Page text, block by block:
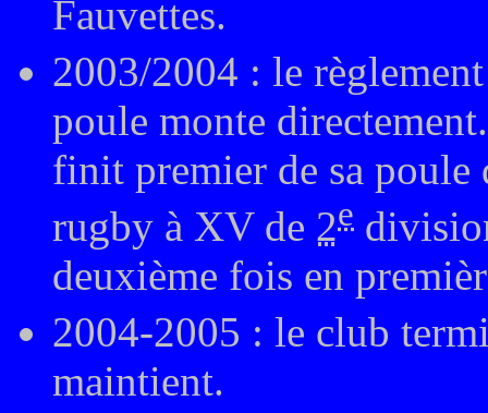
Fauvettes.
2003/2004 : le
poule monte
finit premier de sa poule
rugby à XV de 2e
deuxième fois en
2004-2005 : le club
maintient.